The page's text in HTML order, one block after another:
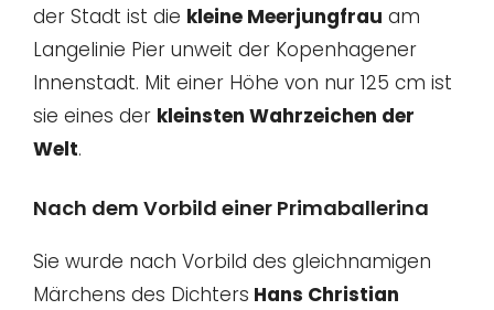
der Stadt ist die kleine Meerjungfrau am
Langelinie Pier unweit der Kopenhagener
Innenstadt. Mit einer Höhe von nur 125 cm ist
sie eines der kleinsten Wahrzeichen der
Welt.
Nach dem Vorbild einer Primaballerina
Sie wurde nach Vorbild des gleichnamigen
Märchens des Dichters Hans Christian